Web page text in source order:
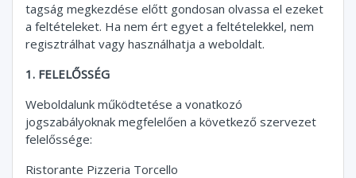
tagság megkezdése előtt gondosan olvassa el ezeket
a feltételeket. Ha nem ért egyet a feltételekkel, nem
regisztrálhat vagy használhatja a weboldalt.
1. FELELŐSSÉG
Weboldalunk működtetése a vonatkozó
jogszabályoknak megfelelően a következő szervezet
felelőssége:
Ristorante Pizzeria Torcello